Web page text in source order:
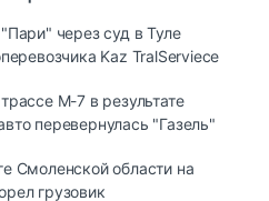
через суд в Туле
Kaz TralServiece
М-7 в результате
перевернулась "Газель"
Смоленской области на
грузовик